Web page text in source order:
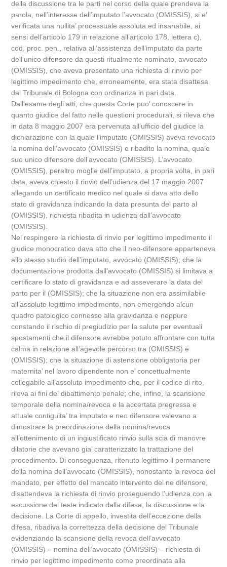
della discussione tra le parti nel corso della quale prendeva la
parola, nell’interesse dell’imputato l’avvocato (OMISSIS), si e’
verificata una nullita’ processuale assoluta ed insanabile, ai
sensi dell’articolo 179 in relazione all’articolo 178, lettera c),
cod. proc. pen., relativa all’assistenza dell’imputato da parte
dell’unico difensore da questi ritualmente nominato, avvocato
(OMISSIS), che aveva presentato una richiesta di rinvio per
legittimo impedimento che, erroneamente, era stata disattesa
dal Tribunale di Bologna con ordinanza in pari data.
Dall’esame degli atti, che questa Corte puo’ conoscere in
quanto giudice del fatto nelle questioni procedurali, si rileva che
in data 8 maggio 2007 era pervenuta all’ufficio del giudice la
dichiarazione con la quale l’imputato (OMISSIS) aveva revocato
la nomina dell’avvocato (OMISSIS) e ribadito la nomina, quale
suo unico difensore dell’avvocato (OMISSIS). L’avvocato
(OMISSIS), peraltro moglie dell’imputato, a propria volta, in pari
data, aveva chiesto il rinvio dell’udienza del 17 maggio 2007
allegando un certificato medico nel quale si dava atto dello
stato di gravidanza indicando la data presunta del parto al
(OMISSIS), richiesta ribadita in udienza dall’avvocato
(OMISSIS).
Nel respingere la richiesta di rinvio per legittimo impedimento il
giudice monocratico dava atto che il neo-difensore apparteneva
allo stesso studio dell’imputato, avvocato (OMISSIS); che la
documentazione prodotta dall’avvocato (OMISSIS) si limitava a
certificare lo stato di gravidanza e ad asseverare la data del
parto per il (OMISSIS); che la situazione non era assimilabile
all’assoluto legittimo impedimento, non emergendo alcun
quadro patologico connesso alla gravidanza e neppure
constando il rischio di pregiudizio per la salute per eventuali
spostamenti che il difensore avrebbe potuto affrontare con tutta
calma in relazione all’agevole percorso tra (OMISSIS) e
(OMISSIS); che la situazione di astensione obbligatoria per
maternita’ nel lavoro dipendente non e’ concettualmente
collegabile all’assoluto impedimento che, per il codice di rito,
rileva ai fini del dibattimento penale; che, infine, la scansione
temporale della nomina/revoca e la accertata pregressa e
attuale contiguita’ tra imputato e neo difensore valevano a
dimostrare la preordinazione della nomina/revoca
all’ottenimento di un ingiustificato rinvio sulla scia di manovre
dilatorie che avevano gia’ caratterizzato la trattazione del
procedimento. Di conseguenza, ritenuto legittimo il permanere
della nomina dell’avvocato (OMISSIS), nonostante la revoca del
mandato, per effetto del mancato intervento del ne difensore,
disattendeva la richiesta di rinvio proseguendo l’udienza con la
escussione del teste indicato dalla difesa, la discussione e la
decisione. La Corte di appello, investita dell’eccezione della
difesa, ribadiva la correttezza della decisione del Tribunale
evidenziando la scansione della revoca dell’avvocato
(OMISSIS) – nomina dell’avvocato (OMISSIS) – richiesta di
rinvio per legittimo impedimento come preordinata alla